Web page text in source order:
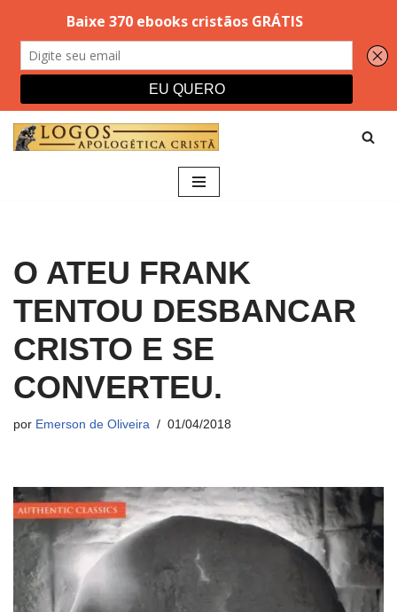
O ATEU FRANK
TENTOU DESBANCAR
CRISTO E SE
CONVERTEU.
por Emerson de Oliveira 01/04/2018